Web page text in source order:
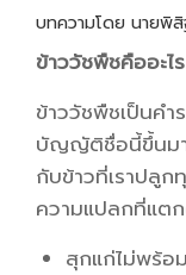
บทความโดย นายพิ
ข้าววัชพืชคืออะไร
ข้าววัชพืชเป็นค
บัญญัติชื่อนี้ขึ้นมา
กับข้าวที่เราปลูก
ความแปลกที่แตก
สุกแก่ไม่พร้อ